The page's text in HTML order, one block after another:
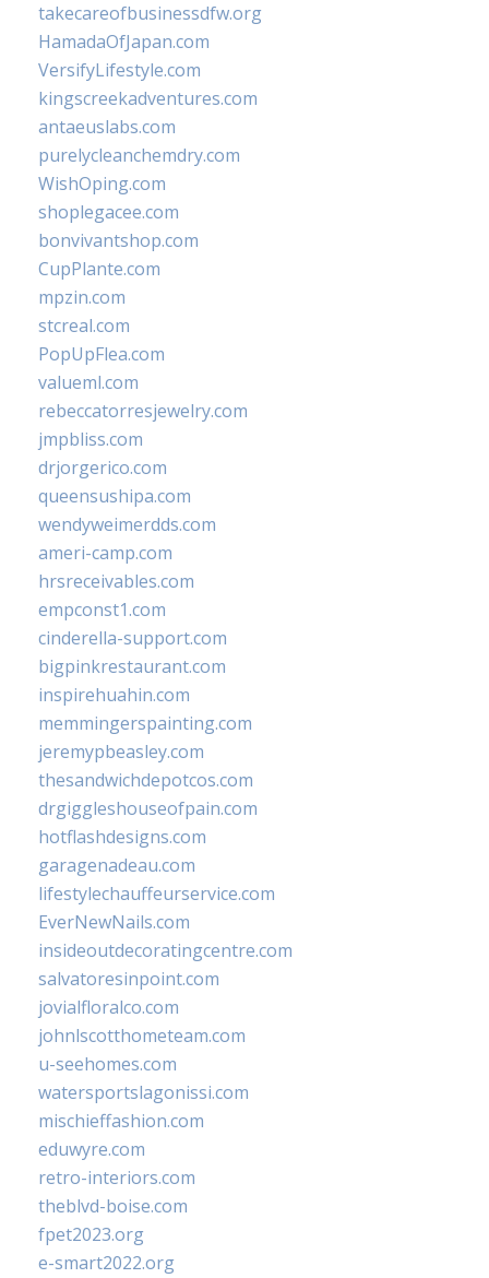
takecareofbusinessdfw.org
HamadaOfJapan.com
VersifyLifestyle.com
kingscreekadventures.com
antaeuslabs.com
purelycleanchemdry.com
WishOping.com
shoplegacee.com
bonvivantshop.com
CupPlante.com
mpzin.com
stcreal.com
PopUpFlea.com
valueml.com
rebeccatorresjewelry.com
jmpbliss.com
drjorgerico.com
queensushipa.com
wendyweimerdds.com
ameri-camp.com
hrsreceivables.com
empconst1.com
cinderella-support.com
bigpinkrestaurant.com
inspirehuahin.com
memmingerspainting.com
jeremypbeasley.com
thesandwichdepotcos.com
drgiggleshouseofpain.com
hotflashdesigns.com
garagenadeau.com
lifestylechauffeurservice.com
EverNewNails.com
insideoutdecoratingcentre.com
salvatoresinpoint.com
jovialfloralco.com
johnlscotthometeam.com
u-seehomes.com
watersportslagonissi.com
mischieffashion.com
eduwyre.com
retro-interiors.com
theblvd-boise.com
fpet2023.org
e-smart2022.org